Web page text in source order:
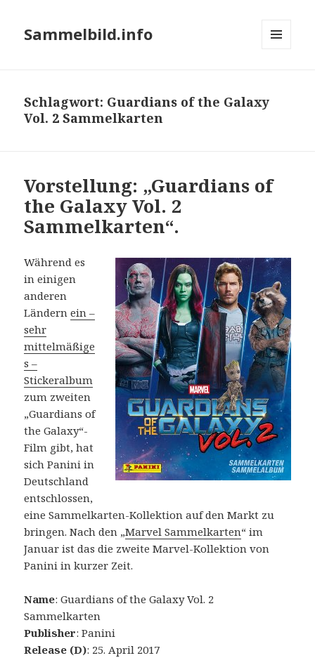
Sammelbild.info
Schlagwort: Guardians of the Galaxy
Vol. 2 Sammelkarten
Vorstellung: „Guardians of
the Galaxy Vol. 2
Sammelkarten“.
Während es
in einigen
anderen
Ländernein –
sehr
mittelmäßige
s –
Stickeralbum
zum zweiten
„Guardians of
the Galaxy“-
Film gibt, hat
sich Panini in
Deutschland
entschlossen,
eine Sammelkarten-Kollektion auf den Markt zu
bringen. Nach den „Marvel Sammelkarten“ im
Januar ist das die zweite Marvel-Kollektion von
Panini in kurzer Zeit.
Name: Guardians of the Galaxy Vol. 2
Sammelkarten
Publisher: Panini
Release (D): 25. April 2017